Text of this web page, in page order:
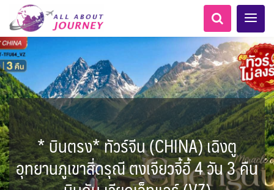
เอเชียกลาง 6 LKA ศรีลังกา 0
AFG อัฟกานิสถาน 0
LKA ศรีลังกา + BGD บังคลา
BTN ภูฏาน 2
แอลเบเนีย - Albania 0 Balkan บอลข่าน 1
สวิตเซอร์แลนด์ เยอรมนี
ฝรั่งเศส
1
อเมริกาใต้ 8 อเมริกากลาง 1
ARG อาร์เจนตินา 3
CAN แคนาดา 3 CUB คิวบา 0
ทัวร์ ล่องเรือสำราญยุโรป 5 ทัวร์ ล่องเรือสำราญอลาสก้า
1
ทัวร์ ล่องเรือสำราญอเมริกา ทัวร์ ล่องเรือสำราญเอเชีย 0
นิวซีแลนด์ - New Zealand
11
เกาะโบราโบร่า - Bora Bora
0
ไมโครนีเซีย - Micronesia 1
ล่องเรือดินเนอร์ วันวาเลนไทน์ ล่องเรือดินเนอร์วันลอยกระทง
ล่องเรือโปรแกรมอยุธยา 9
ล่องเรือ รอบ Sunset 14
ล่องเรือเหมาลำ / เหมาชั้น /
เรือยอร์ช / Speed Boat ฯลฯ
บุฟเฟต์โรงแรม/ร้านอาหาร 2 บุฟเฟต์ใบหยก 7
แต่งชุดไทยถ่ายรูปวัดอรุณฯ
พิเศษ! ล่องเรือเทศกาลชมพลุ
ห้องพักราคาพิเศษ 3
* บินตรง* ทัวร์จีน (CHINA) เฉิงตู
อุทยานภูเขาสี่ดรุณี ตงเจียวจี้อี้ 4 วัน 3 คืน